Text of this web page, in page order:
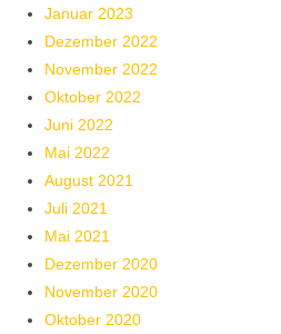
Januar 2023
Dezember 2022
November 2022
Oktober 2022
Juni 2022
Mai 2022
August 2021
Juli 2021
Mai 2021
Dezember 2020
November 2020
Oktober 2020